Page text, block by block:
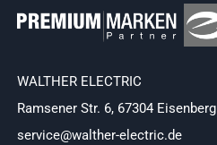
WALTHER ELECTRIC
Ramsener Str. 6, 67304 Eisenberg
service@walther-electric.de